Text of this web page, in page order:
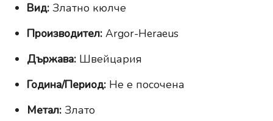
Вид: Златно кюлче
Производител: Argor-Heraeus
Държава: Швейцария
Година/Период: Не е посочена
Метал: Злато